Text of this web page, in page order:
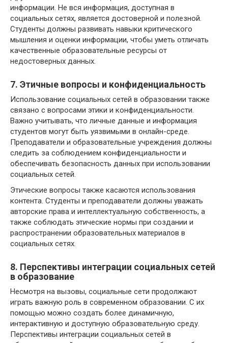
информации. Не вся информация, доступная в
социальных сетях, является достоверной и полезной.
Студенты должны развивать навыки критического
мышления и оценки информации, чтобы уметь отличать
качественные образовательные ресурсы от
недостоверных данных.
7. Этичные вопросы и конфиденциальность
Использование социальных сетей в образовании также
связано с вопросами этики и конфиденциальности.
Важно учитывать, что личные данные и информация
студентов могут быть уязвимыми в онлайн-среде.
Преподаватели и образовательные учреждения должны
следить за соблюдением конфиденциальности и
обеспечивать безопасность данных при использовании
социальных сетей.
Этические вопросы также касаются использования
контента. Студенты и преподаватели должны уважать
авторские права и интеллектуальную собственность, а
также соблюдать этические нормы при создании и
распространении образовательных материалов в
социальных сетях.
8. Перспективы интеграции социальных сетей
в образование
Несмотря на вызовы, социальные сети продолжают
играть важную роль в современном образовании. С их
помощью можно создать более динамичную,
интерактивную и доступную образовательную среду.
Перспективы интеграции социальных сетей в